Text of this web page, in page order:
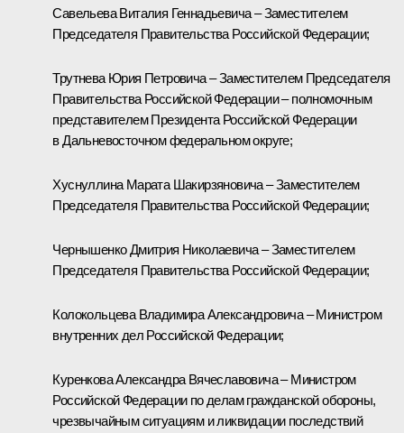
СавельеваВиталия Геннадьевича – Заместителем
Председателя Правительства Российской Федерации;
ТрутневаЮрия Петровича – Заместителем Председателя
Правительства Российской Федерации – полномочным
представителем Президента Российской Федерации
в Дальневосточном федеральном округе;
ХуснуллинаМарата Шакирзяновича – Заместителем
Председателя Правительства Российской Федерации;
ЧернышенкоДмитрия Николаевича – Заместителем
Председателя Правительства Российской Федерации;
КолокольцеваВладимира Александровича – Министром
внутренних дел Российской Федерации;
КуренковаАлександра Вячеславовича – Министром
Российской Федерации по делам гражданской обороны,
чрезвычайным ситуациям и ликвидации последствий